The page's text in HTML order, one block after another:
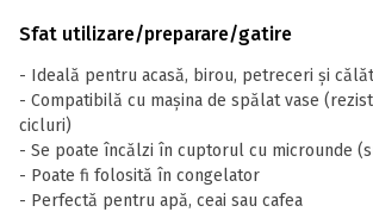
Sfat utilizare/preparare/gatire
- Ideală pentru acasă, birou, petreceri și
- Compatibilă cu mașina de spălat vase
cicluri)
- Se poate încălzi în cuptorul cu microunde
- Poate fi folosită în congelator
- Perfectă pentru apă, ceai sau cafea